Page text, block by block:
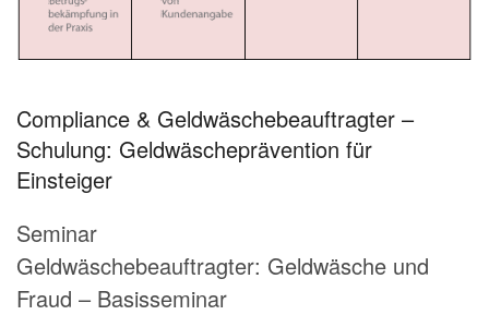
Compliance & Geldwäschebeauftragter –
Schulung: Geldwäscheprävention für
Einsteiger
Seminar
Geldwäschebeauftragter: Geldwäsche und
Fraud – Basisseminar